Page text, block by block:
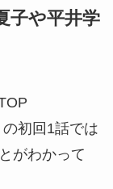
子や平井学
初回1話では
がわかって